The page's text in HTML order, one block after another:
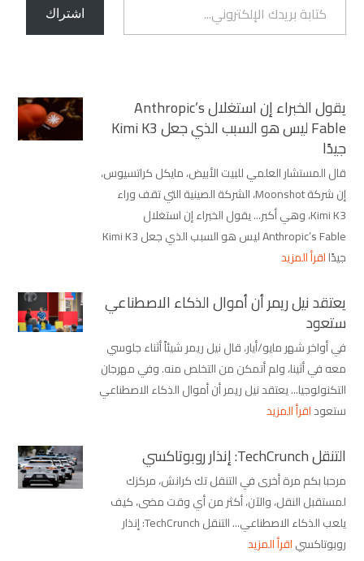
اشتراك
يقول الخبراء إن استغلال Anthropic’s
Fable ليس هو السبب الذي جعل Kimi K3
جيدًا
قال المستشار العلمي للبيت الأبيض، مايكل كراتسيوس،
إن شركة Moonshot، الشركة الصينية التي تقف وراء
Kimi K3، وهي أكبر... يقول الخبراء إن استغلال
Anthropic’s Fable ليس هو السبب الذي جعل Kimi K3
جيدًااقرأ المزيد
يعتقد نيل ريمر أن أموال الذكاء الاصطناعي
ستعود
في أواخر شهر مايو/أيار، قال نيل ريمر شيئاً أثناء جلوسي
معه في أثينا، ولم أتمكن من التخلص منه. وفي مهرجان
التكنولوجيا... يعتقد نيل ريمر أن أموال الذكاء الاصطناعي
ستعوداقرأ المزيد
التنقل TechCrunch: إنذار روبوتاكسي
مرحبا بكم مرة أخرى في التنقل تك كرانش، مركزك
لمستقبل النقل، والآن، أكثر من أي وقت مضى، كيف
يلعب الذكاء الاصطناعي... التنقل TechCrunch: إنذار
روبوتاكسياقرأ المزيد